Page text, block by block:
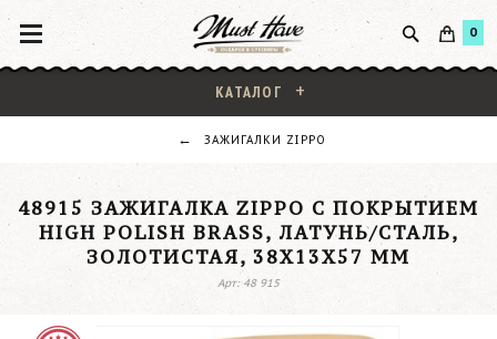
0
КАТАЛОГ
ЗАЖИГАЛКИ ZIPPO
48915 ЗАЖИГАЛКА ZIPPO С ПОКРЫТИЕМ
HIGH POLISH BRASS, ЛАТУНЬ/СТАЛЬ,
ЗОЛОТИСТАЯ, 38X13X57 ММ
Арт: 48 915